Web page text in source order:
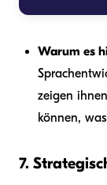
Warum es
zeigen
können,
7.